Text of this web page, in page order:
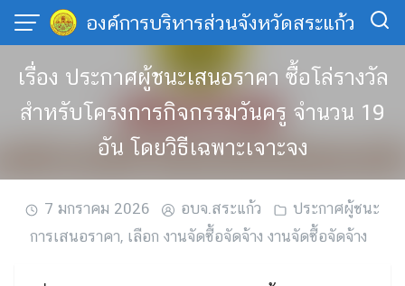
Skip
content
องค์การบริหารส่วนจังหวัดสระแก้ว
เรื่อง ประกาศผู้ชนะเสนอราคา ซื้อโล่รางวัล
สำหรับโครงการกิจกรรมวันครู จำนวน 19
อัน โดยวิธีเฉพาะเจาะจง
7 มกราคม 2026 อบจ.สระแก้ว
ประกาศผู้ชนะ
การเสนอราคา, เลือก งานจัดซื้อจัดจ้าง งานจัดซื้อจัดจ้าง